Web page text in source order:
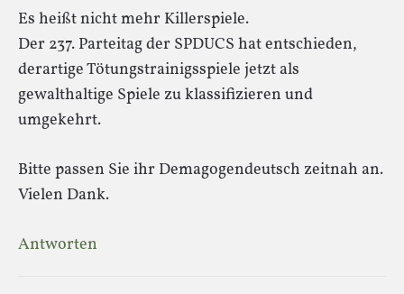
Es heißt nicht mehr Killerspiele.
Der 237. Parteitag der SPDUCS hat entschieden,
derartige Tötungstrainigsspiele jetzt als
gewalthaltige Spiele zu klassifizieren und
umgekehrt.
Bitte passen Sie ihr Demagogendeutsch zeitnah an.
Vielen Dank.
Antworten